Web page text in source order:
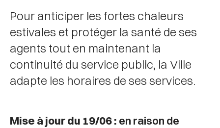
Pour anticiper les fortes chaleurs
estivales et protéger la santé de ses
agents tout en maintenant la
continuité du service public, la Ville
adapte les horaires de ses services.
Mise à jour du 19/06 : en raison de